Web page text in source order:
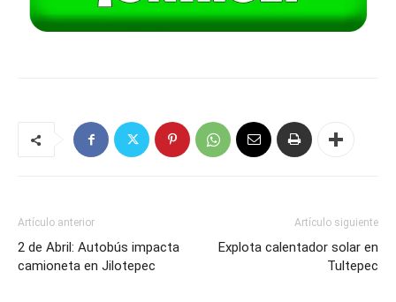
Artículo anterior
2 de Abril: Autobús impacta
camioneta en Jilotepec
Artículo siguiente
Explota calentador solar en
Tultepec